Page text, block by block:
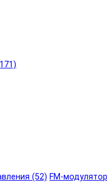
(52) FM-